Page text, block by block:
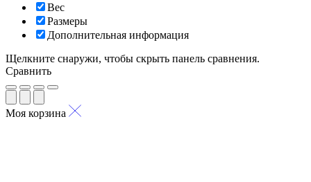
Вес
Размеры
Дополнительная информация
Щелкните снаружи, чтобы скрыть панель сравнения.
Сравнить
Моя корзина